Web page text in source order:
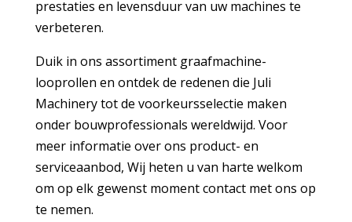
prestaties en levensduur van uw machines te
verbeteren.
Duik in ons assortiment graafmachine-
looprollen en ontdek de redenen die Juli
Machinery tot de voorkeursselectie maken
onder bouwprofessionals wereldwijd. Voor
meer informatie over ons product- en
serviceaanbod, Wij heten u van harte welkom
om op elk gewenst moment contact met ons op
te nemen.